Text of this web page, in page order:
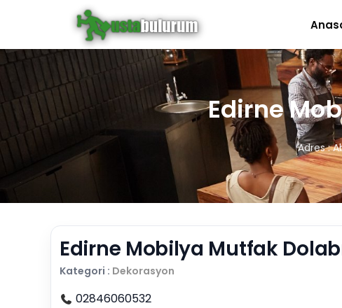
Edirne
Adres :
Edirne Mobilya Mutfak
Kategori : Dekorasyon
02846060532